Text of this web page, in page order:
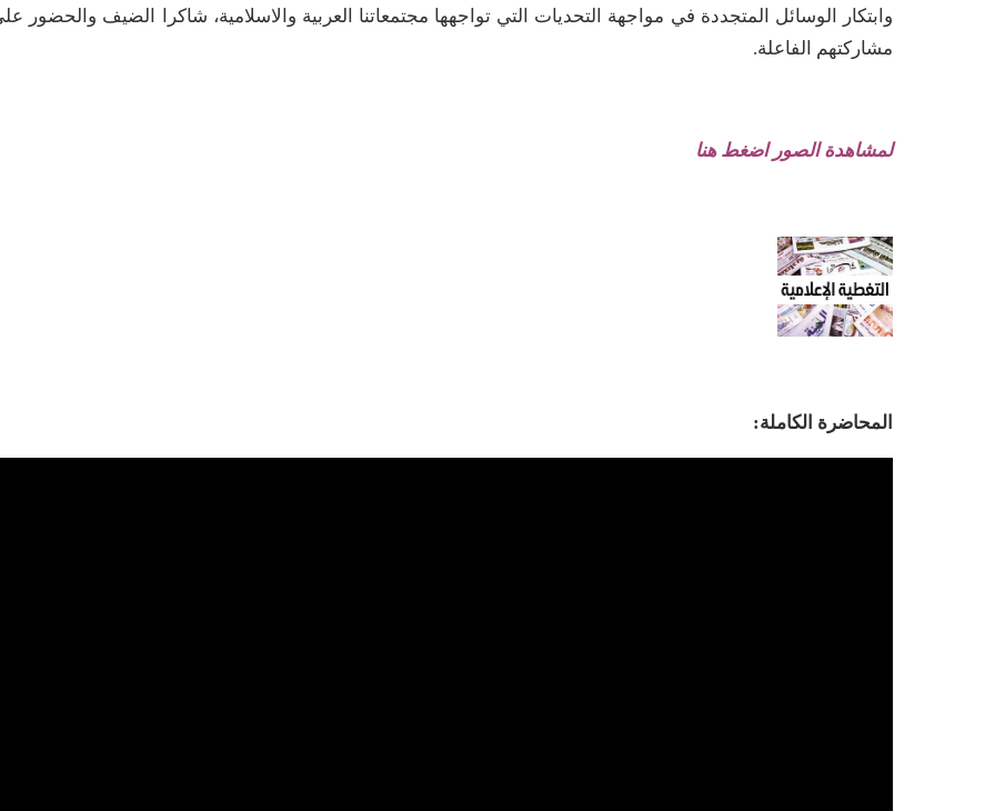
وابتكار الوسائل المتجددة في مواجهة التحديات التي تواجهها مجتمعاتنا العربية والاسلامية، شاكرا الضيف والحضور
مشاركتهم الفاعلة.
لمشاهدة الصور اضغط هنا
المحاضرة الكاملة: